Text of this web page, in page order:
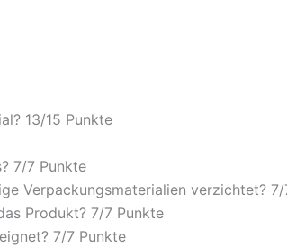
13/15 Punkte
7/7 Punkte
Verpackungsmaterialien verzichtet? 7/
Produkt? 7/7 Punkte
7/7 Punkte